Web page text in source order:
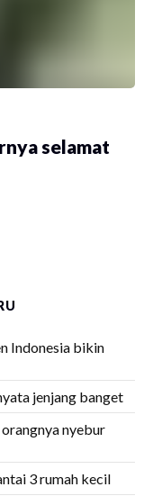
selamat
Indonesia bikin
jenjang banget
nyebur
3 rumah kecil